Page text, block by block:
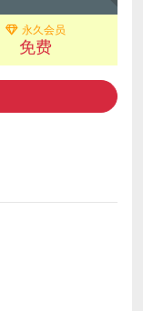
永久会员
免费